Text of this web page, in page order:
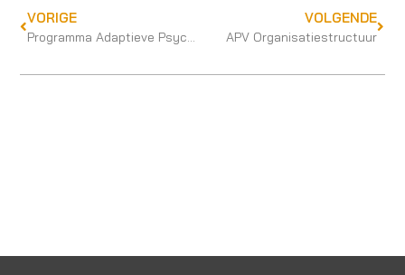
VORIGE
Programma Adaptieve Psychologische Vervolgopleidingen van start
VOLGENDE
APV Organisatiestructuur